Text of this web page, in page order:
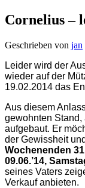
Cornelius –
Geschrieben von jan
Leider wird der
wieder auf der
19.02.2014 das
Aus diesem
gewohnten Stand,
aufgebaut. Er
der Gewissheit
Wochenenden
09.06.’14,
seines Vaters
Verkauf anbieten.